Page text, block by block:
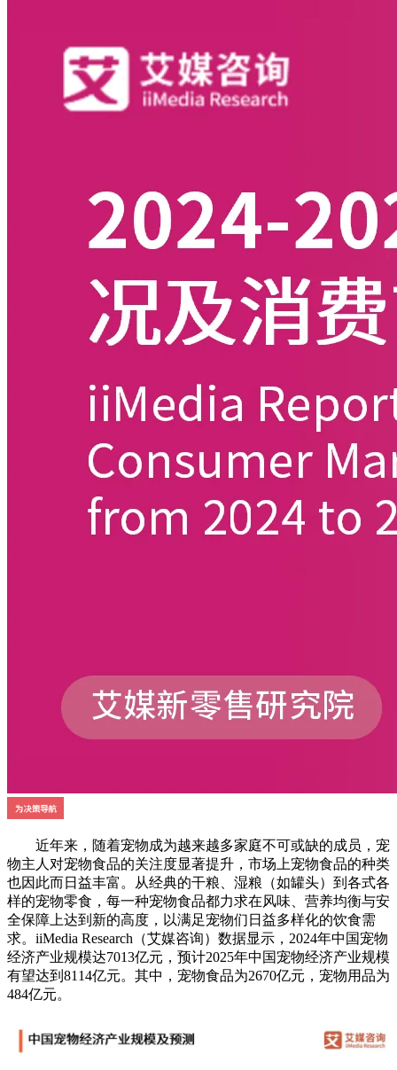
近年来，随着宠物成为越来越多家庭不可或缺的成员，宠
物主人对宠物食品的关注度显著提升，市场上宠物食品的种类
也因此而日益丰富。从经典的干粮、湿粮（如罐头）到各式各
样的宠物零食，每一种宠物食品都力求在风味、营养均衡与安
全保障上达到新的高度，以满足宠物们日益多样化的饮食需
求。iiMedia Research（艾媒咨询）数据显示，2024年中国宠物
经济产业规模达7013亿元，预计2025年中国宠物经济产业规模
有望达到8114亿元。其中，宠物食品为2670亿元，宠物用品为
484亿元。